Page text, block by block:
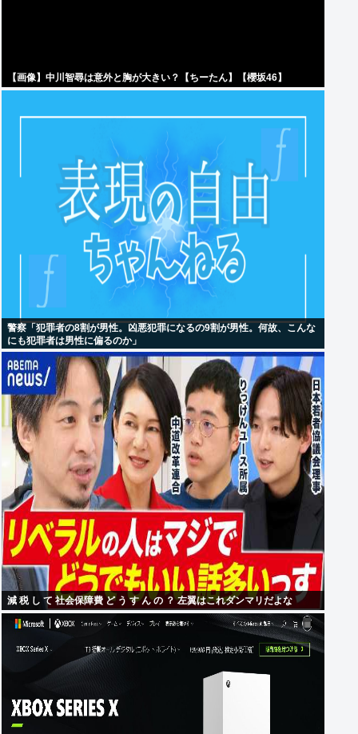
【画像】中川智尋は意外と胸が大きい？【ちーたん】【櫻坂46】
警察「犯罪者の8割が男性。凶悪犯罪になるの9割が男性。何故、こんな
にも犯罪者は男性に偏るのか」
減 税 し て 社会保障費 ど う す ん の ？ 左翼はこれダンマリだよな